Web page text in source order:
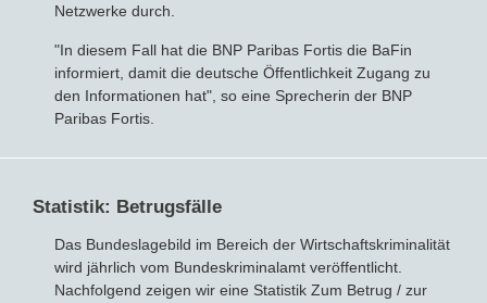
Netzwerke durch.
"In diesem Fall hat die BNP Paribas Fortis die BaFin
informiert, damit die deutsche Öffentlichkeit Zugang zu
den Informationen hat", so eine Sprecherin der BNP
Paribas Fortis.
Statistik: Betrugsfälle
Das Bundeslagebild im Bereich der Wirtschaftskriminalität
wird jährlich vom Bundeskriminalamt veröffentlicht.
Nachfolgend zeigen wir eine Statistik Zum Betrug / zur